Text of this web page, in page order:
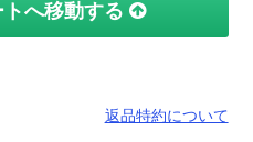
へ移動する
返品特約について